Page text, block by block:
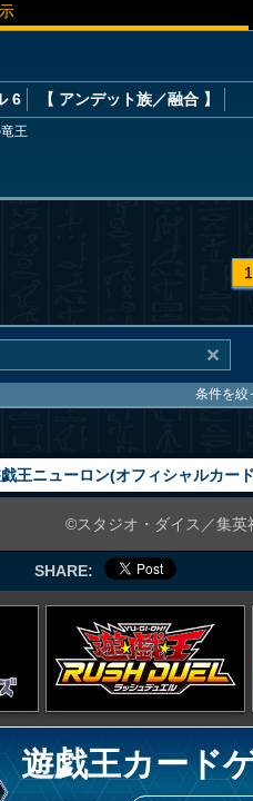
6 【 アンデット族／融合 】
王
1
条件を絞
王ニューロン(オフィシャルカー
©スタジオ・ダイス／集英
SHARE:
遊戯王カード